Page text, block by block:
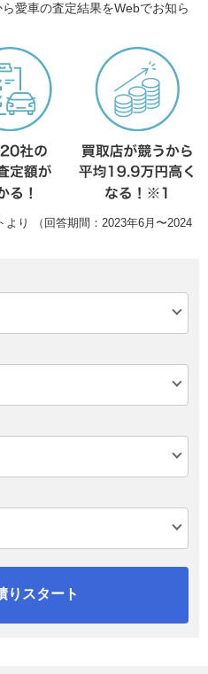
ら愛車の査定結果をWebでお知ら
り （回答期間：2023年6月〜2024
りスタート